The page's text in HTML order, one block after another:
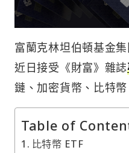
富蘭克林坦伯頓基金
近日接受《財富》雜誌
鏈、加密貨幣、比特
Table of
比特幣 ETF